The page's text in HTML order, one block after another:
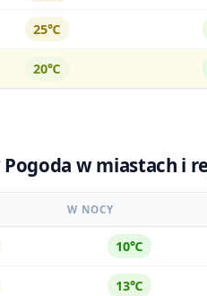
25℃
20℃
w miastach i
W NOCY
10℃
13℃